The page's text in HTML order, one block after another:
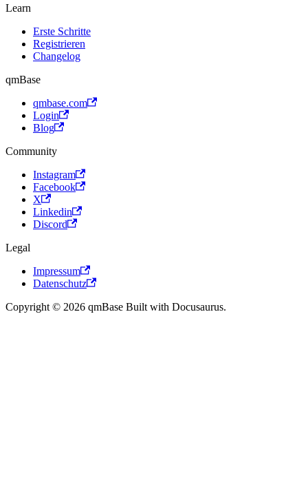
Learn
Erste Schritte
Registrieren
Changelog
qmBase
qmbase.com
Login
Blog
Community
Instagram
Facebook
X
Linkedin
Discord
Legal
Impressum
Datenschutz
Copyright © 2026 qmBase Built with Docusaurus.